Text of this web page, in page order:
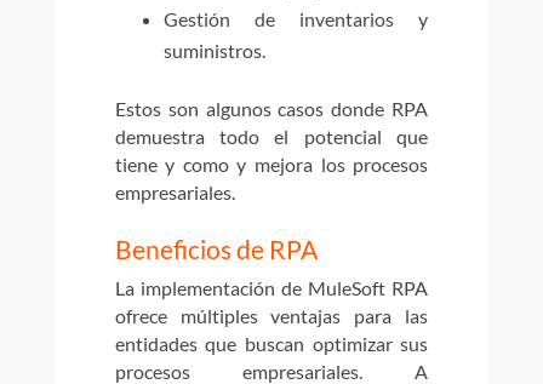
Gestión de inventarios y
suministros.
Estos son algunos casos donde RPA
demuestra todo el potencial que
tiene y como y mejora los procesos
empresariales.
Beneficios de RPA
La implementación de MuleSoft RPA
ofrece múltiples ventajas para las
entidades que buscan optimizar sus
procesos empresariales. A